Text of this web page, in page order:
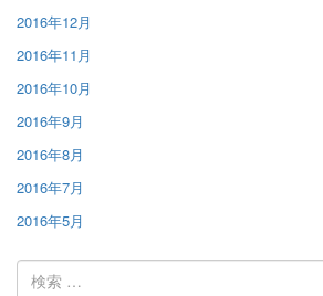
2016年12月
2016年11月
2016年10月
2016年9月
2016年8月
2016年7月
2016年5月